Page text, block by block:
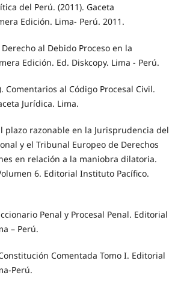
del Perú. (2011). Gaceta
Edición. Lima- Perú. 2011.
Derecho al Debido Proceso en la
Edición. Ed. Diskcopy. Lima - Perú.
Comentarios al Código Procesal Civil.
Jurídica. Lima.
plazo razonable en la Jurisprudencia del
y el Tribunal Europeo de Derechos
en relación a la maniobra dilatoria.
6. Editorial Instituto Pacífico.
Penal y Procesal Penal. Editorial
– Perú.
Comentada Tomo I. Editorial
Perú.